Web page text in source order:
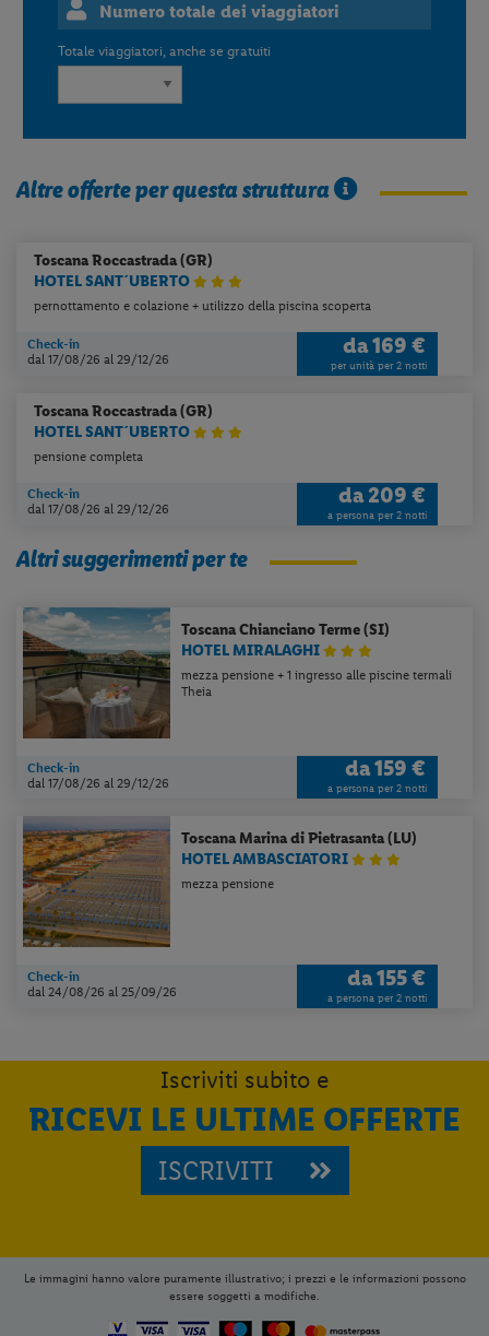
Numero totale dei viaggiatori
Totale viaggiatori, anche se gratuiti
Altre offerte per questa struttura
ToscanaRoccastrada (GR)
HOTEL SANT´UBERTO
pernottamento e colazione + utilizzo della piscina scoperta
Check-in
dal 17/08/26al 29/12/26
da169 €
per unità per 2 notti
ToscanaRoccastrada (GR)
HOTEL SANT´UBERTO
pensione completa
Check-in
dal 17/08/26al 29/12/26
da209 €
a persona per 2 notti
Altri suggerimenti per te
ToscanaChianciano Terme (SI)
HOTEL MIRALAGHI
mezza pensione + 1 ingresso alle piscine termali
Theia
Check-in
dal 17/08/26al 29/12/26
da159 €
a persona per 2 notti
Toscana Marina di Pietrasanta (LU)
HOTEL AMBASCIATORI
mezza pensione
Check-in
dal 24/08/26al 25/09/26
da155 €
a persona per 2 notti
Iscriviti subito e
RICEVI LE ULTIME OFFERTE
ISCRIVITI
Le immagini hanno valore puramente illustrativo; i prezzi e le informazioni possono
essere soggetti a modifiche.
Per aggiungere
alla tua
Home, apri il menu opzioni evidenziato